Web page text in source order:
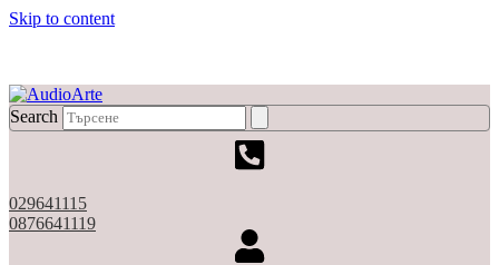
Skip to content
Search
029641115
0876641119